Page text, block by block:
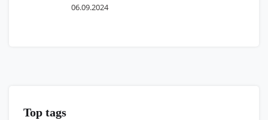
06.09.2024
Top tags